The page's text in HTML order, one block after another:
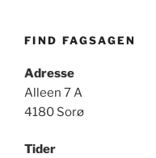
FIND FAGSAGEN
Adresse
Alleen 7 A
4180 Sorø
Tider